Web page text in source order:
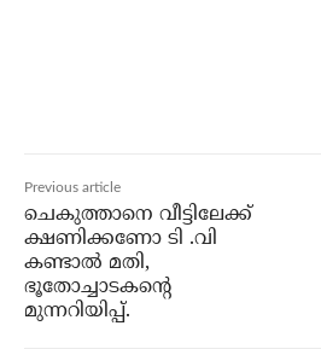
Previous article
ചെകുത്താനെ വീട്ടിലേക്ക്
ക്ഷണിക്കണോ ടി .വി
കണ്ടാല്‍ മതി,
ഭൂതോച്ചാടകന്റെ
മുന്നറിയിപ്പ്.